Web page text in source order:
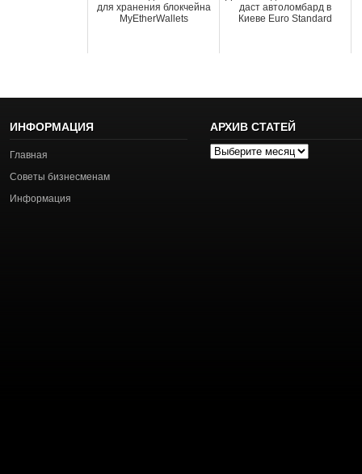
для хранения блокчейна
MyEtherWallets
даст автоломбард в
Киеве Euro Standard
ИНФОРМАЦИЯ
Главная
Советы бизнесменам
Информация
АРХИВ СТАТЕЙ
Архив